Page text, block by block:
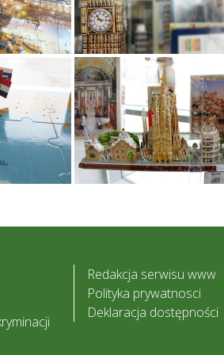
Redakcja serwisu www
Polityka prywatnosci
Deklaracja dostępności